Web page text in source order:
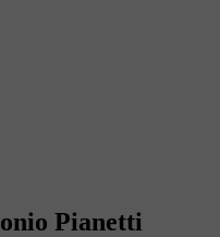
Pianetti